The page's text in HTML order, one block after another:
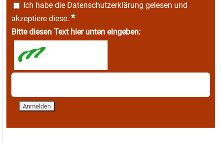
Ich habe die Datenschutzerklärung gelesen und
akzeptiere diese. *
Bitte diesen Text hier unten eingeben: